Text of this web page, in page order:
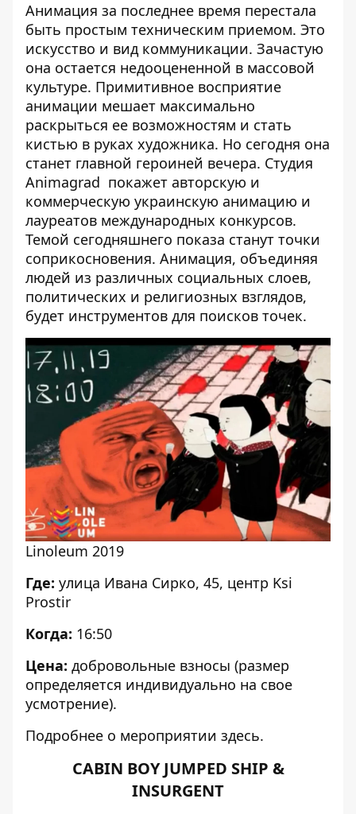
Анимация за последнее время перестала
быть простым техническим приемом. Это
искусство и вид коммуникации. Зачастую
она остается недооцененной в массовой
культуре. Примитивное восприятие
анимации мешает максимально
раскрыться ее возможностям и стать
кистью в руках художника. Но сегодня она
станет главной героиней вечера. Студия
Animagrad покажет авторскую и
коммерческую украинскую анимацию и
лауреатов международных конкурсов.
Темой сегодняшнего показа станут точки
соприкосновения. Анимация, объединяя
людей из различных социальных слоев,
политических и религиозных взглядов,
будет инструментов для поисков точек.
Linoleum 2019
Где: улица Ивана Сирко, 45, центр Ksi
Prostir
Когда: 16:50
Цена: добровольные взносы (размер
определяется индивидуально на свое
усмотрение).
Подробнее о мероприятии здесь.
CABIN BOY JUMPED SHIP &
INSURGENT